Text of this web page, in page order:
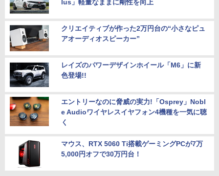
lus」軽量なままに剛性を向上
クリエイティブが作った2万円台の“小さなピュ
アオーディオスピーカー”
レイズのパワーデザインホイール「M6」に新
色登場!!
エントリーなのに脅威の実力!「Osprey」Nobl
e Audioワイヤレスイヤフォン4機種を一気に聴
く
マウス、RTX 5060 Ti搭載ゲーミングPCが7万
5,000円オフで30万円台！